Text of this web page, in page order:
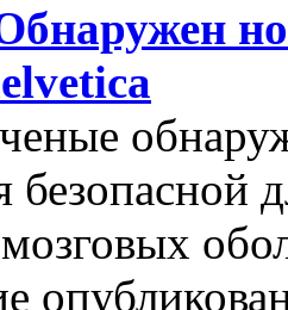
безопасной